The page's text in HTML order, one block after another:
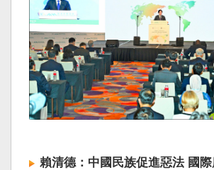
賴清德：中國民族促進惡法 國際